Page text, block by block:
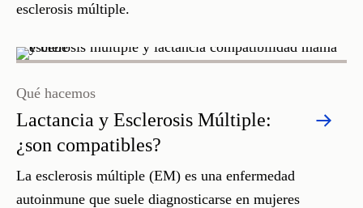
esclerosis múltiple.
Lactancia y Esclerosis Múltiple:
¿son compatibles?
Qué hacemos
La esclerosis múltiple (EM) es una enfermedad
autoinmune que suele diagnosticarse en mujeres